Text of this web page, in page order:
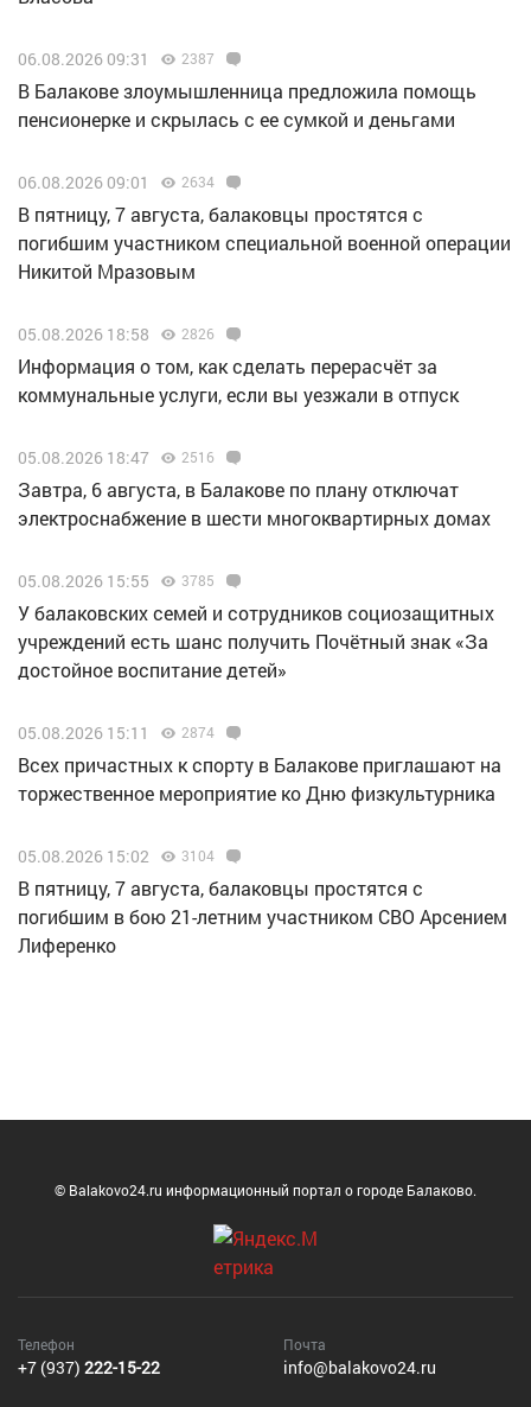
06.08.2026 09:31 2387
В Балакове злоумышленница предложила помощь
пенсионерке и скрылась с ее сумкой и деньгами
06.08.2026 09:01 2634
В пятницу, 7 августа, балаковцы простятся с
погибшим участником специальной военной операции
Никитой Мразовым
05.08.2026 18:58 2826
Информация о том, как сделать перерасчёт за
коммунальные услуги, если вы уезжали в отпуск
05.08.2026 18:47 2516
Завтра, 6 августа, в Балакове по плану отключат
электроснабжение в шести многоквартирных домах
05.08.2026 15:55 3785
У балаковских семей и сотрудников социозащитных
учреждений есть шанс получить Почётный знак «За
достойное воспитание детей»
05.08.2026 15:11 2874
Всех причастных к спорту в Балакове приглашают на
торжественное мероприятие ко Дню физкультурника
05.08.2026 15:02 3104
В пятницу, 7 августа, балаковцы простятся с
погибшим в бою 21-летним участником СВО Арсением
Лиференко
© Balakovo24.ru информационный портал о городе Балаково.
Телефон
+7 (937) 222-15-22
Почта
info@balakovo24.ru